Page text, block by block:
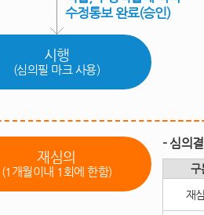
시행
(심의필 마크 사용)
재심의
(1개월이내 1회에 한함)
- 심의
구
재